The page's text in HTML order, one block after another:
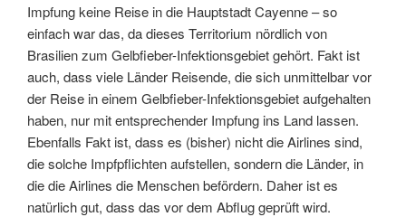
Impfung keine Reise in die Hauptstadt Cayenne – so
einfach war das, da dieses Territorium nördlich von
Brasilien zum Gelbfieber-Infektionsgebiet gehört. Fakt ist
auch, dass viele Länder Reisende, die sich unmittelbar vor
der Reise in einem Gelbfieber-Infektionsgebiet aufgehalten
haben, nur mit entsprechender Impfung ins Land lassen.
Ebenfalls Fakt ist, dass es (bisher) nicht die Airlines sind,
die solche Impfpflichten aufstellen, sondern die Länder, in
die die Airlines die Menschen befördern. Daher ist es
natürlich gut, dass das vor dem Abflug geprüft wird.